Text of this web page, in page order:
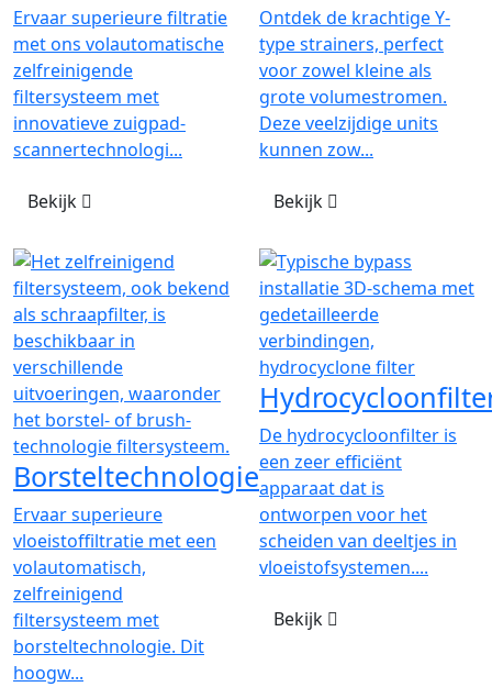
Ervaar superieure filtratie
met ons volautomatische
zelfreinigende
filtersysteem met
innovatieve zuigpad-
scannertechnologi...
Bekijk
Ontdek de krachtige Y-
type strainers, perfect
voor zowel kleine als
grote volumestromen.
Deze veelzijdige units
kunnen zow...
Bekijk
Borsteltechnologie
Ervaar superieure
vloeistoffiltratie met een
volautomatisch,
zelfreinigend
filtersysteem met
borsteltechnologie. Dit
hoogw...
De hydrocycloonfilter is
een zeer efficiënt
apparaat dat is
ontworpen voor het
scheiden van deeltjes in
vloeistofsystemen....
Bekijk